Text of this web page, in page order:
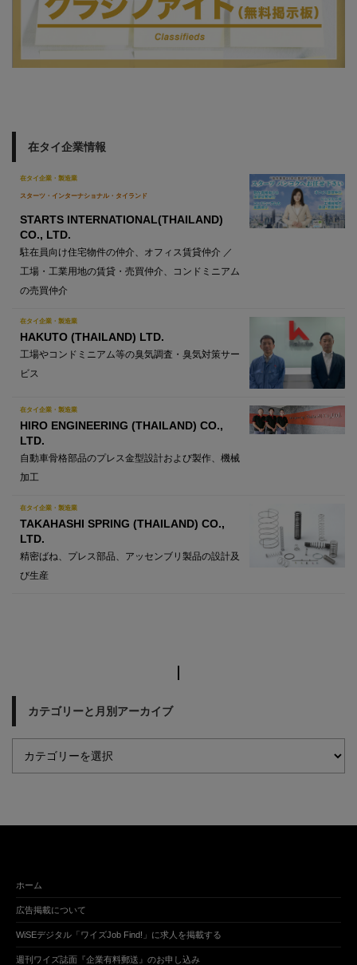
在タイ企業情報
在タイ企業・製造業
スターツ・インターナショナル・タイランド
STARTS INTERNATIONAL(THAILAND)
CO., LTD.
駐在員向け住宅物件の仲介、オフィス賃貸仲介 ／
工場・工業用地の賃貸・売買仲介、コンドミニアム
の売買仲介
在タイ企業・製造業
HAKUTO (THAILAND) LTD.
工場やコンドミニアム等の臭気調査・臭気対策サー
ビス
在タイ企業・製造業
HIRO ENGINEERING (THAILAND) CO.,
LTD.
自動車骨格部品のプレス金型設計および製作、機械
加工
在タイ企業・製造業
TAKAHASHI SPRING (THAILAND) CO.,
LTD.
精密ばね、プレス部品、アッセンブリ製品の設計及
び生産
カテゴリーと月別アーカイブ
ホーム
広告掲載について
WiSEデジタル「ワイズJob Find!」に求人を掲載する
週刊ワイズ誌面『企業有料郵送』のお申し込み